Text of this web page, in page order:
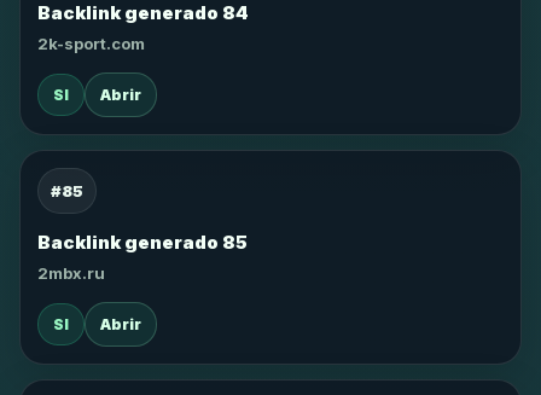
Backlink generado 84
2k-sport.com
SI Abrir
#85
Backlink generado 85
2mbx.ru
SI Abrir